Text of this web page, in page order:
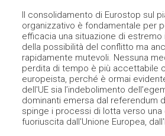
Il consolidamento di Eurostop sul
organizzativo è fondamentale per
efficacia una situazione di estremo
della possibilità del conflitto ma
rapidamente mutevoli. Nessuna
perdita di tempo è più accettabile
europeista, perché è ormai
dell'UE sia l’indebolimento
dominanti emersa dal referendum
spinge i processi di lotta verso
fuoriuscita dall'Unione Europea,